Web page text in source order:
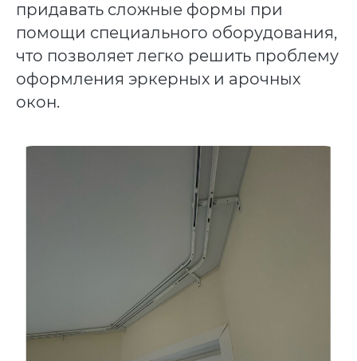
придавать сложные формы при
помощи специального оборудования,
что позволяет легко решить проблему
оформления эркерных и арочных
окон.